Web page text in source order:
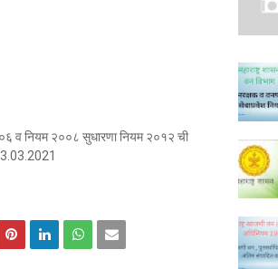
व नियम २००८ सुधारणा नियम २०१२ ची